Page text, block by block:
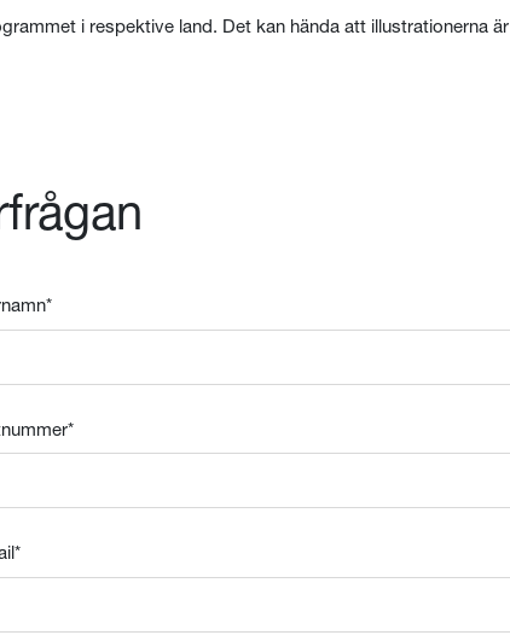
i respektive land. Det kan hända att illustrationerna är
*
*
*